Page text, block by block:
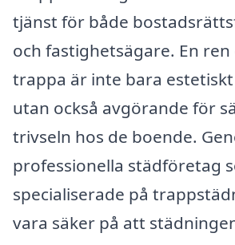
tjänst för både
och fastighetsägare. En
trappa är inte bara
utan också avgörande för
trivseln hos de boende.
professionella städföretag
specialiserade på
vara säker på att